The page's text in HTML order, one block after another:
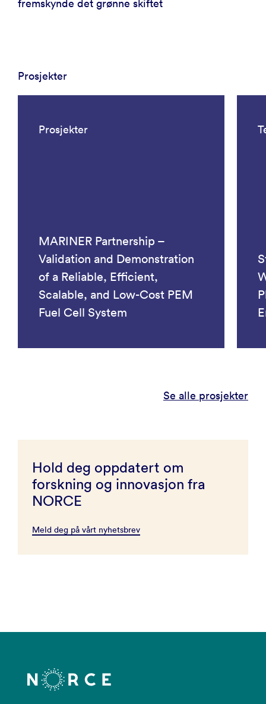
fremskynde det grønne skiftet
Prosjekter
Prosjekter
MARINER Partnership –
Validation and Demonstration
of a Reliable, Efficient,
Scalable, and Low-Cost PEM
Fuel Cell System
Se alle prosjekter
Hold deg oppdatert om
forskning og innovasjon fra
NORCE
Meld deg på vårt nyhetsbrev